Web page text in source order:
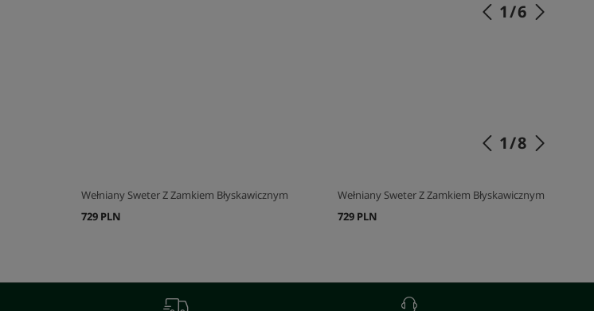
1/6
1/8
Wełniany Sweter Z Zamkiem Błyskawicznym
729 PLN
Wełniany Sweter Z Zamkiem Błyskawicznym
729 PLN